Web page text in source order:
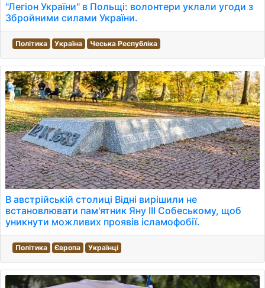
"Легіон України" в Польщі: волонтери уклали угоди з
Збройними силами України.
Політика Україна Чеська Республіка
В австрійській столиці Відні вирішили не
встановлювати пам'ятник Яну III Собеському, щоб
уникнути можливих проявів ісламофобії.
Політика Європа Українці